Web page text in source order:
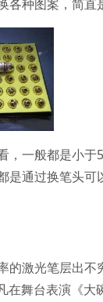
种图案，简直
，一般都是小
是通过换笔头
激光笔层出
舞台表演《